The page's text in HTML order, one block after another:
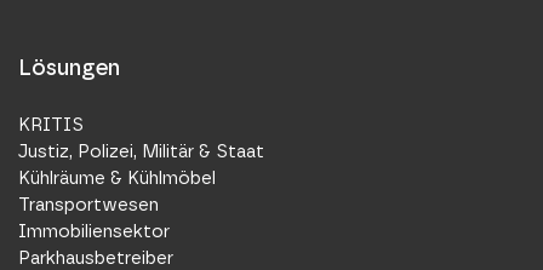
Lösungen
KRITIS
Justiz, Polizei, Militär & Staat
Kühlräume & Kühlmöbel
Transportwesen
Immobiliensektor
Parkhausbetreiber